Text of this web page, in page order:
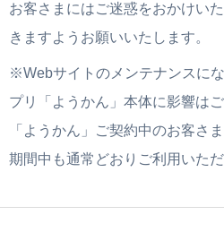
お客さまにはご迷惑をおかけい
きますようお願いいたします。
※Webサイトのメンテナンスに
プリ「ようかん」本体に影響はご
「ようかん」ご契約中のお客さ
期間中も通常どおりご利用いただ